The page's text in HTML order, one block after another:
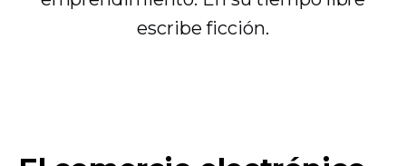
escribe ficción.